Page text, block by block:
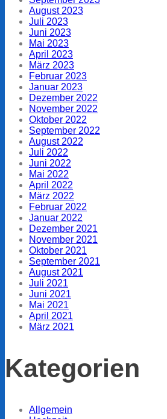
August 2023
Juli 2023
Juni 2023
Mai 2023
April 2023
März 2023
Februar 2023
Januar 2023
Dezember 2022
November 2022
Oktober 2022
September 2022
August 2022
Juli 2022
Juni 2022
Mai 2022
April 2022
März 2022
Februar 2022
Januar 2022
Dezember 2021
November 2021
Oktober 2021
September 2021
August 2021
Juli 2021
Juni 2021
Mai 2021
April 2021
März 2021
Kategorien
Allgemein